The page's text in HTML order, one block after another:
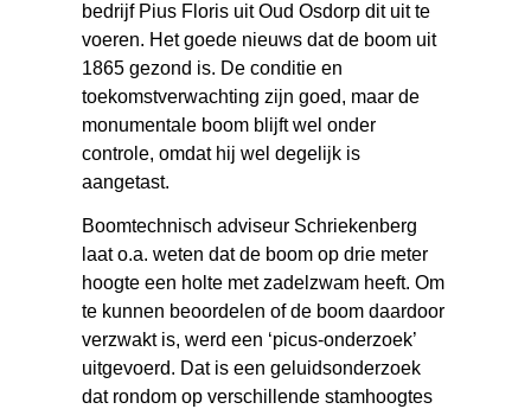
bedrijf Pius Floris uit Oud Osdorp dit uit te
voeren. Het goede nieuws dat de boom uit
1865 gezond is. De conditie en
toekomstverwachting zijn goed, maar de
monumentale boom blijft wel onder
controle, omdat hij wel degelijk is
aangetast.
Boomtechnisch adviseur Schriekenberg
laat o.a. weten dat de boom op drie meter
hoogte een holte met zadelzwam heeft. Om
te kunnen beoordelen of de boom daardoor
verzwakt is, werd een ‘picus-onderzoek’
uitgevoerd. Dat is een geluidsonderzoek
dat rondom op verschillende stamhoogtes